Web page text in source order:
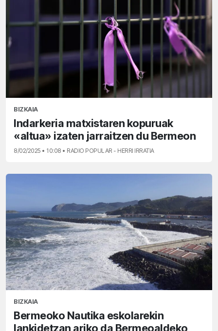
BIZKAIA
Indarkeria matxistaren kopuruak
«altua» izaten jarraitzen du Bermeon
8/02/2025 • 10:08 • RADIO POPULAR - HERRI IRRATIA
BIZKAIA
Bermeoko Nautika eskolarekin
lankidetzan ariko da Bermeoaldeko